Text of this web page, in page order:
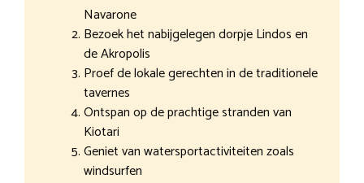
Navarone
Bezoek het nabijgelegen dorpje Lindos en
de Akropolis
Proef de lokale gerechten in de traditionele
tavernes
Ontspan op de prachtige stranden van
Kiotari
Geniet van watersportactiviteiten zoals
windsurfen